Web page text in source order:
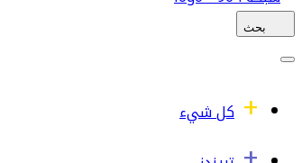
بحث
كل شيء